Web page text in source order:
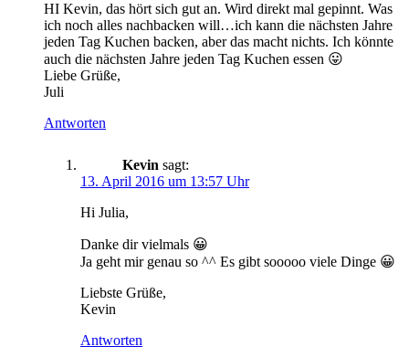
HI Kevin, das hört sich gut an. Wird direkt mal gepinnt. Was
ich noch alles nachbacken will…ich kann die nächsten Jahre
jeden Tag Kuchen backen, aber das macht nichts. Ich könnte
auch die nächsten Jahre jeden Tag Kuchen essen 😛
Liebe Grüße,
Juli
Antworten
Kevin sagt:
13. April 2016 um 13:57 Uhr
Hi Julia,
Danke dir vielmals 😀
Ja geht mir genau so ^^ Es gibt sooooo viele Dinge 😀
Liebste Grüße,
Kevin
Antworten